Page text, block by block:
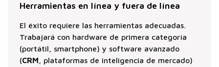
Herramientas en línea y fuera de línea
El éxito requiere las herramientas adecuadas.
Trabajará con hardware de primera categoría
(portátil, smartphone) y software avanzado
(CRM , plataformas de inteligencia de mercado)